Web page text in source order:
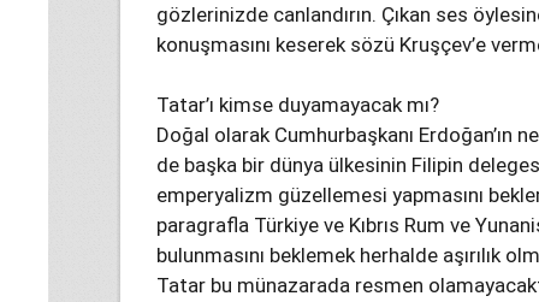
gözlerinizde canlandırın. Çıkan ses
konuşmasını keserek sözü Kruşçev’e
Tatar’ı kimse duyamayacak mı?
Doğal olarak Cumhurbaşkanı Erdoğan’ın
de başka bir dünya ülkesinin Filipin
emperyalizm güzellemesi yapmasını
paragrafla Türkiye ve Kıbrıs Rum ve
bulunmasını beklemek herhalde aşırılık
Tatar bu münazarada resmen